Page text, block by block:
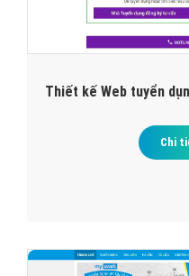
Thiết kế Web tuyển
Chi